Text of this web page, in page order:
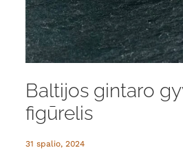
Baltijos gintaro
figūrelis
31 spalio, 2024